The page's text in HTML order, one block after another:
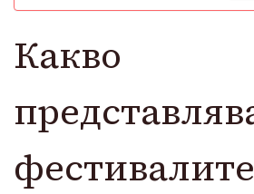
Какво